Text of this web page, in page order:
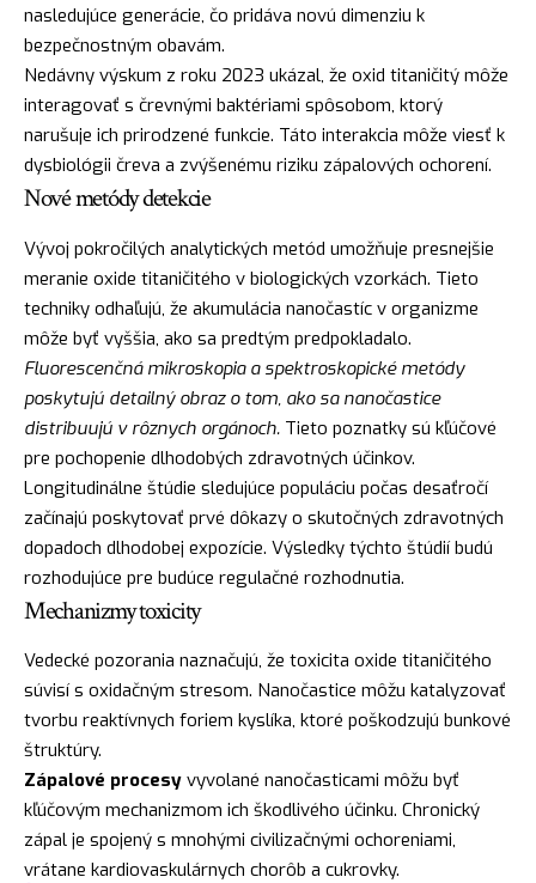
nasledujúce generácie, čo pridáva novú dimenziu k
bezpečnostným obavám.
Nedávny výskum z roku 2023 ukázal, že oxid titaničitý môže
interagovať s črevnými baktériami spôsobom, ktorý
narušuje ich prirodzené funkcie. Táto interakcia môže viesť k
dysbiológii čreva a zvýšenému riziku zápalových ochorení.
Nové metódy detekcie
Vývoj pokročilých analytických metód umožňuje presnejšie
meranie oxide titaničitého v biologických vzorkách. Tieto
techniky odhaľujú, že akumulácia nanočastíc v organizme
môže byť vyššia, ako sa predtým predpokladalo.
Fluorescenčná mikroskopia a spektroskopické metódy
poskytujú detailný obraz o tom, ako sa nanočastice
distribuujú v rôznych orgánoch. Tieto poznatky sú kľúčové
pre pochopenie dlhodobých zdravotných účinkov.
Longitudinálne štúdie sledujúce populáciu počas desaťročí
začínajú poskytovať prvé dôkazy o skutočných zdravotných
dopadoch dlhodobej expozície. Výsledky týchto štúdií budú
rozhodujúce pre budúce regulačné rozhodnutia.
Mechanizmy toxicity
Vedecké pozorania naznačujú, že toxicita oxide titaničitého
súvisí s oxidačným stresom. Nanočastice môžu katalyzovať
tvorbu reaktívnych foriem kyslíka, ktoré poškodzujú bunkové
štruktúry.
Zápalové procesy vyvolané nanočasticami môžu byť
kľúčovým mechanizmom ich škodlivého účinku. Chronický
zápal je spojený s mnohými civilizačnými ochoreniami,
vrátane kardiovaskulárnych chorôb a cukrovky.